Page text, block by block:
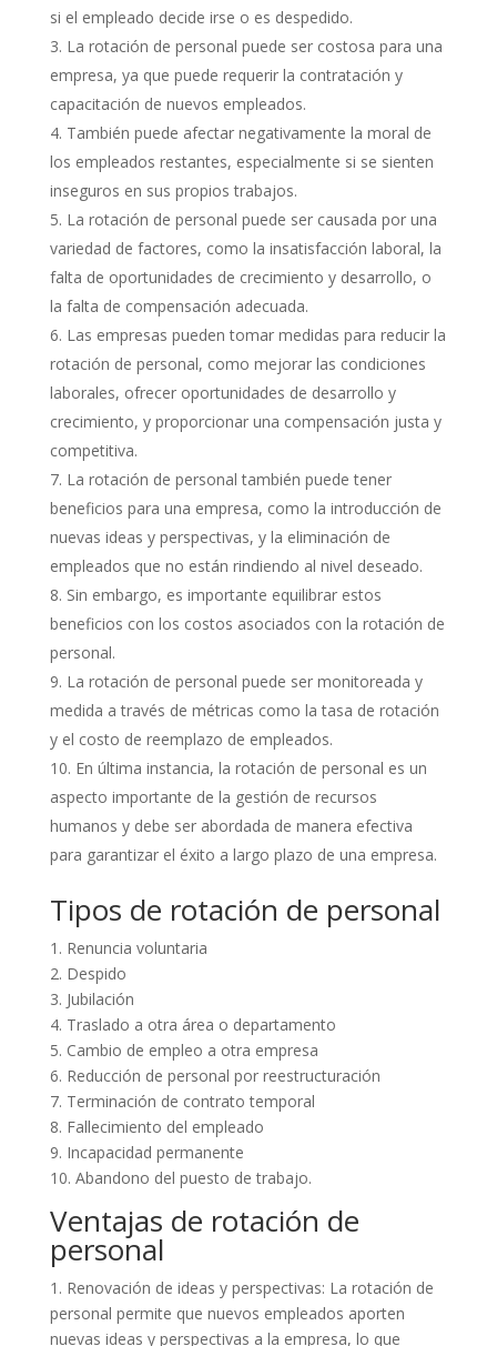
si el empleado decide irse o es despedido.
La rotación de personal puede ser costosa para una
empresa, ya que puede requerir la contratación y
capacitación de nuevos empleados.
También puede afectar negativamente la moral de
los empleados restantes, especialmente si se sienten
inseguros en sus propios trabajos.
La rotación de personal puede ser causada por una
variedad de factores, como la insatisfacción laboral, la
falta de oportunidades de crecimiento y desarrollo, o
la falta de compensación adecuada.
Las empresas pueden tomar medidas para reducir la
rotación de personal, como mejorar las condiciones
laborales, ofrecer oportunidades de desarrollo y
crecimiento, y proporcionar una compensación justa y
competitiva.
La rotación de personal también puede tener
beneficios para una empresa, como la introducción de
nuevas ideas y perspectivas, y la eliminación de
empleados que no están rindiendo al nivel deseado.
Sin embargo, es importante equilibrar estos
beneficios con los costos asociados con la rotación de
personal.
La rotación de personal puede ser monitoreada y
medida a través de métricas como la tasa de rotación
y el costo de reemplazo de empleados.
En última instancia, la rotación de personal es un
aspecto importante de la gestión de recursos
humanos y debe ser abordada de manera efectiva
para garantizar el éxito a largo plazo de una empresa.
Tipos de rotación de personal
1. Renuncia voluntaria
2. Despido
3. Jubilación
4. Traslado a otra área o departamento
5. Cambio de empleo a otra empresa
6. Reducción de personal por reestructuración
7. Terminación de contrato temporal
8. Fallecimiento del empleado
9. Incapacidad permanente
10. Abandono del puesto de trabajo.
Ventajas de rotación de
personal
1. Renovación de ideas y perspectivas: La rotación de
personal permite que nuevos empleados aporten
nuevas ideas y perspectivas a la empresa, lo que